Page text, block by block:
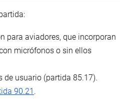
para aviadores, que incorporan
micrófonos o sin ellos
de usuario (partida 85.17).
90.21 .